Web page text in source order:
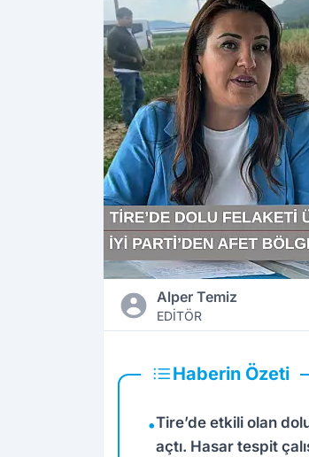
Alper Temiz
EDİTÖR
Haberin Özeti
•Tire’de etkili olan
açtı. Hasar tespit